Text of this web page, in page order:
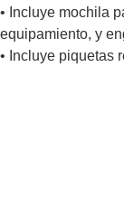
• Incluye mochila
equipamiento, y
• Incluye piquetas